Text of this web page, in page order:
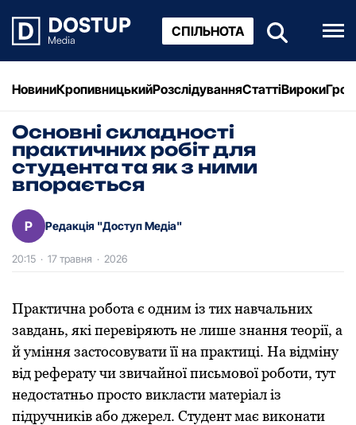
СПІЛЬНОТА
НовиниКропивницькийРозслідуванняСтаттіВироки
Основні складності
практичних робіт для
студента та як з ними
впорається
Р Редакція "Доступ Медіа"
20:15 · 17 травня · 2026
Практична робота є одним із тих навчальних
завдань, які перевіряють не лише знання теорії, а
й уміння застосовувати її на практиці. На відміну
від реферату чи звичайної письмової роботи, тут
недостатньо просто викласти матеріал із
підручників або джерел. Студент має виконати